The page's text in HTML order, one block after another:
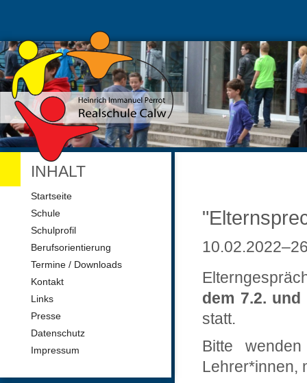
dem 7.2. und
statt.
Bitte
Lehrer*innen,
INHALT
Navigation
Startseite
Schule
Schulprofil
Berufsorientierung
Termine / Downloads
Kontakt
Links
Presse
Datenschutz
Impressum